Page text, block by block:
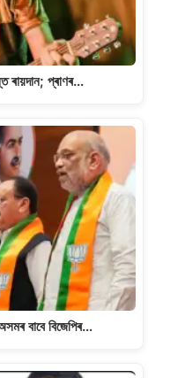
ৰায়দান; প্ৰাণৰ…
বাবে বিজেপিৰ…